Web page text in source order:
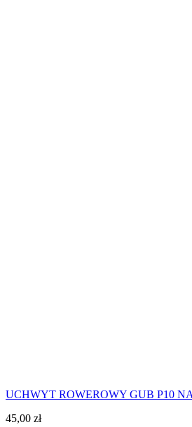
UCHWYT ROWEROWY GUB P10
45,00 zł